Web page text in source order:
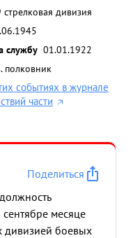
стрелковая дивизия
службу 01.01.1922
полковник
событиях в журнале
части
Поделиться
месяце
дивизией боевых